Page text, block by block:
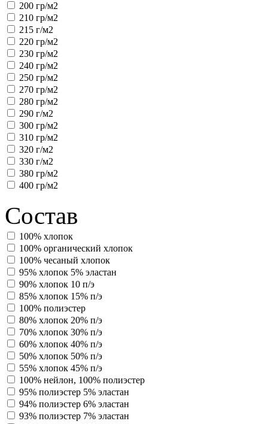
200 гр/м2
210 гр/м2
215 г/м2
220 гр/м2
230 гр/м2
240 гр/м2
250 гр/м2
270 гр/м2
280 гр/м2
290 г/м2
300 гр/м2
310 гр/м2
320 г/м2
330 г/м2
380 гр/м2
400 гр/м2
Состав
100% хлопок
100% органический хлопок
100% чесаный хлопок
95% хлопок 5% эластан
90% хлопок 10 п/э
85% хлопок 15% п/э
100% полиэстер
80% хлопок 20% п/э
70% хлопок 30% п/э
60% хлопок 40% п/э
50% хлопок 50% п/э
55% хлопок 45% п/э
100% нейлон, 100% полиэстер
95% полиэстер 5% эластан
94% полиэстер 6% эластан
93% полиэстер 7% эластан